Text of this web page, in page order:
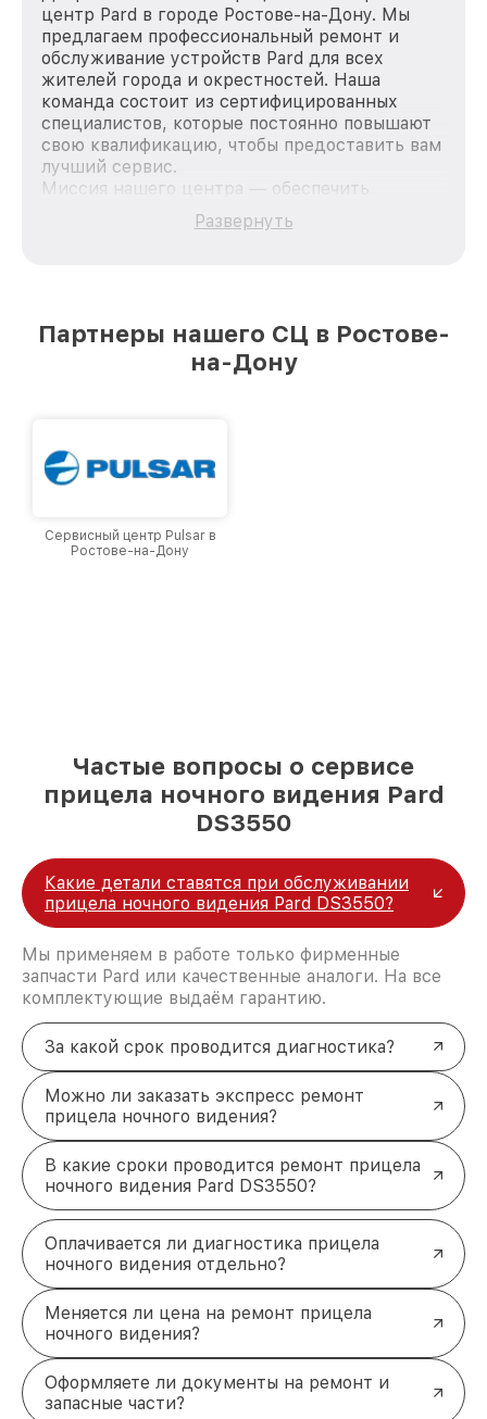
центр Pard в городе Ростове-на-Дону. Мы
предлагаем профессиональный ремонт и
обслуживание устройств Pard для всех
жителей города и окрестностей. Наша
команда состоит из сертифицированных
специалистов, которые постоянно повышают
свою квалификацию, чтобы предоставить вам
лучший сервис.
Миссия нашего центра — обеспечить
качественный и доступный ремонт для
каждого пользователя продукции Pard, вне
лучшим сервисным центром Pard в городе
Ростове-на-Дону, постоянно повышая уровень
Развернуть
Партнеры нашего СЦ в Ростове-
на-Дону
Сервисный центр Pulsar в
Ростове-на-Дону
Частые вопросы о сервисе
прицела ночного видения Pard
DS3550
Какие детали ставятся при обслуживании
прицела ночного видения Pard DS3550?
Мы применяем в работе только фирменные
запчасти Pard или качественные аналоги. На все
комплектующие выдаём гарантию.
За какой срок проводится диагностика?
Можно ли заказать экспресс ремонт
прицела ночного видения?
В какие сроки проводится ремонт прицела
ночного видения Pard DS3550?
Оплачивается ли диагностика прицела
ночного видения отдельно?
Меняется ли цена на ремонт прицела
ночного видения?
Оформляете ли документы на ремонт и
запасные части?